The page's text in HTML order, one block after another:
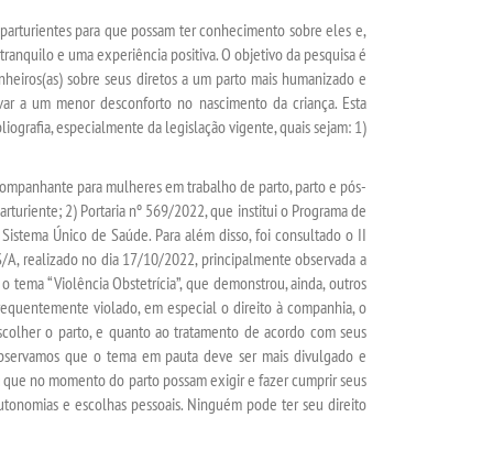
para que possam ter conhecimento sobre eles e,
e uma experiência positiva. O objetivo da pesquisa é
sobre seus diretos a um parto mais humanizado e
a um menor desconforto no nascimento da criança. Esta
especialmente da legislação vigente, quais sejam: 1)
para mulheres em trabalho de parto, parto e pós-
2) Portaria nº 569/2022, que institui o Programa de
Único de Saúde. Para além disso, foi consultado o II
realizado no dia 17/10/2022, principalmente observada a
tema “Violência Obstetrícia”, que demonstrou, ainda, outros
violado, em especial o direito à companhia, o
o parto, e quanto ao tratamento de acordo com seus
que o tema em pauta deve ser mais divulgado e
no momento do parto possam exigir e fazer cumprir seus
e escolhas pessoais. Ninguém pode ter seu direito